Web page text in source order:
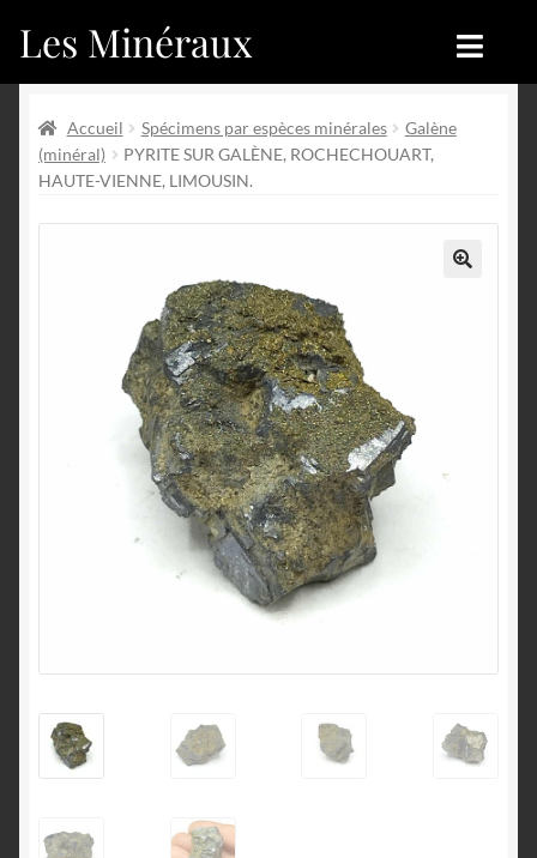
Aller
à
navigation
Aller
au
Les Minéraux
Catégories
Nouveautés
Boutique
Nouveautés
Contactez-nous
Accueil Spécimens par espèces minérales
Galène
(minéral)
PYRITE SUR GALÈNE, ROCHECHOUART,
HAUTE-VIENNE, LIMOUSIN.